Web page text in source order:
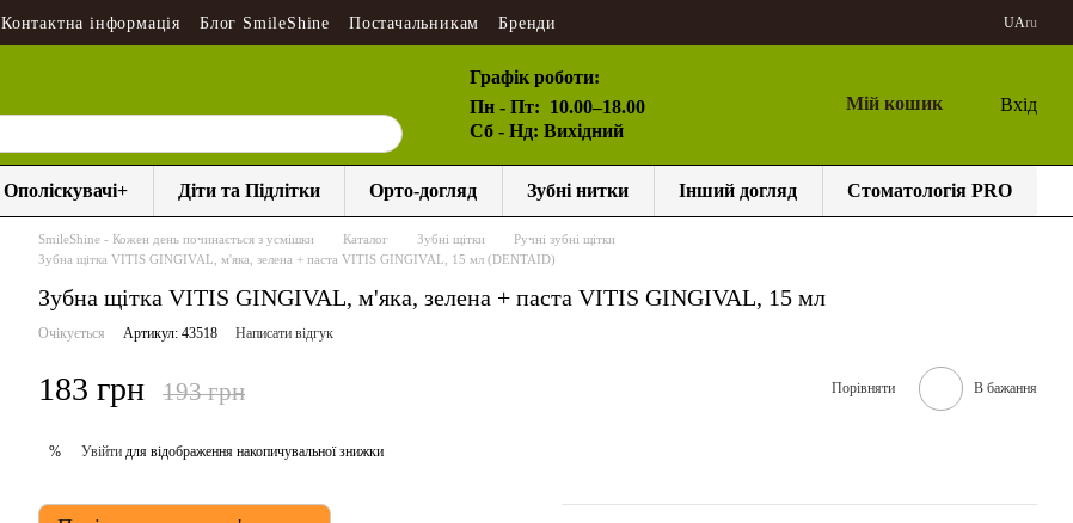
Контактна інформація Блог SmileShine Постачальникам Бренди UAru
Графік роботи:
Пн - Пт: 10.00–18.00
Сб - Нд: Вихідний
Мій кошик Вхід
Ополіскувачі+ Діти та Підлітки Орто-догляд Зубні нитки Інший догляд Стоматологія PRO
SmileShine - Кожен день починається з усмішки Каталог Зубні щітки
Ручні зубні щітки
Зубна щітка VITIS GINGIVAL, м'яка, зелена + паста VITIS GINGIVAL, 15 мл (DENTAID)
Зубна щітка VITIS GINGIVAL, м'яка, зелена + паста VITIS GINGIVAL, 15 мл
Очікується Артикул: 43518 Написати відгук
183 грн 193 грн Порівняти В бажання
% Увійти для відображення накопичувальної знижки